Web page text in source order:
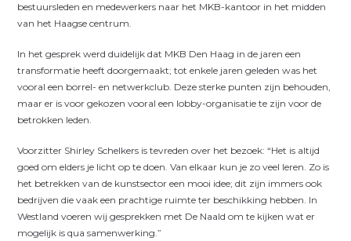
bestuursleden en medewerkers naar het MKB-kantoor in het midden
van het Haagse centrum.
In het gesprek werd duidelijk dat MKB Den Haag in de jaren een
transformatie heeft doorgemaakt; tot enkele jaren geleden was het
vooral een borrel- en netwerkclub. Deze sterke punten zijn behouden,
maar er is voor gekozen vooral een lobby-organisatie te zijn voor de
betrokken leden.
Voorzitter Shirley Schelkers is tevreden over het bezoek: “Het is altijd
goed om elders je licht op te doen. Van elkaar kun je zo veel leren. Zo is
het betrekken van de kunstsector een mooi idee; dit zijn immers ook
bedrijven die vaak een prachtige ruimte ter beschikking hebben. In
Westland voeren wij gesprekken met De Naald om te kijken wat er
mogelijk is qua samenwerking.”